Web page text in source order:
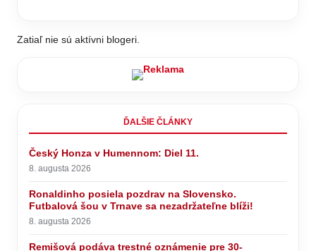
Zatiaľ nie sú aktívni blogeri.
ĎALŠIE ČLÁNKY
Český Honza v Humennom: Diel 11.
8. augusta 2026
Ronaldinho posiela pozdrav na Slovensko.
Futbalová šou v Trnave sa nezadržateľne blíži!
8. augusta 2026
Remišová podáva trestné oznámenie pre 30-